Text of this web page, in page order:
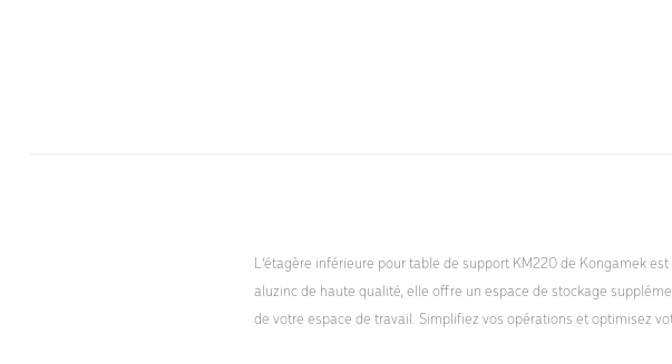
L’étagère inférieure pour table de support KM220 de Kongamek
aluzinc de haute qualité, elle offre un espace de stockage
de votre espace de travail. Simplifiez vos opérations et optimisez